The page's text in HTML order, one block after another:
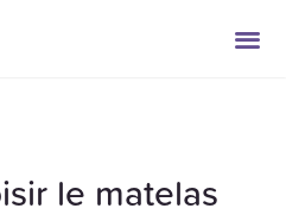
le matelas